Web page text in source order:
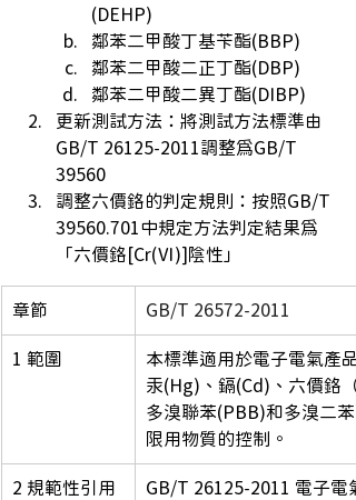
(DEHP)
鄰苯二甲酸丁基苄酯(BBP)
鄰苯二甲酸二正丁酯(DBP)
鄰苯二甲酸二異丁酯(DIBP)
更新測試方法：將測試方法標準由
GB/T 26125-2011調整為GB/T
39560
​調整六價鉻的判定規則：按照GB/T
39560.701中規定方法判定結果為
「六價鉻[Cr(Ⅵ)]陰性」
章節 GB/T 26572-2011
1 範圍
本標準適用於電子電氣產
汞(Hg)、鎘(Cd)、六價鉻（
多溴聯苯(PBB)和多溴二苯
限用物質的控制。
2 規範性引用
GB/T 26125-2011 電子電